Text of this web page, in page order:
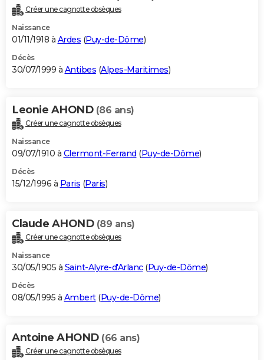
Créer une cagnotte obsèques
Naissance
01/11/1918 à Ardes (Puy-de-Dôme)
Décès
30/07/1999 à Antibes (Alpes-Maritimes)
Leonie AHOND (86 ans)
Créer une cagnotte obsèques
Naissance
09/07/1910 à Clermont-Ferrand (Puy-de-Dôme)
Décès
15/12/1996 à Paris (Paris)
Claude AHOND (89 ans)
Créer une cagnotte obsèques
Naissance
30/05/1905 à Saint-Alyre-d'Arlanc(Puy-de-Dôme)
Décès
08/05/1995 à Ambert(Puy-de-Dôme)
Antoine AHOND (66 ans)
Créer une cagnotte obsèques